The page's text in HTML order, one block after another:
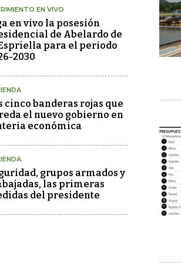
EN VIVO
en vivo la posesión
de Abelardo de
para el periodo
2030
cinco banderas rojas que
el nuevo gobierno en
económica
grupos armados y
las primeras
del presidente